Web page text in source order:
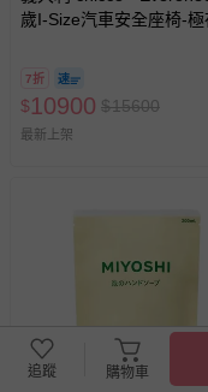
歲I-Size汽車安全座椅-極
7折
$10900 $15600
最新上架
追蹤 購物車